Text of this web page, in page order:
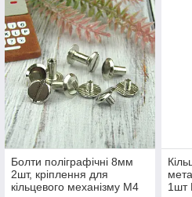
Болти поліграфічні 8мм
2шт, кріплення для
кільцевого механізму М4
1шт